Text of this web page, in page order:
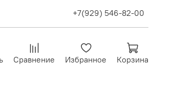
+7(929) 546-82-00
Сравнение Избранное Корзина